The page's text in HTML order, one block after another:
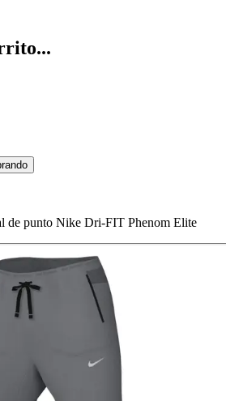
de punto Nike Dri-FIT Phenom Elite